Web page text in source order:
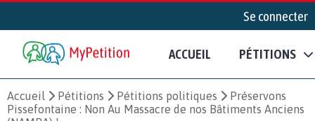
Se connecter
ACCUEIL PÉTITIONS
Accueil Pétitions Pétitions politiques
Préservons
Pissefontaine : Non Au Massacre de nos Bâtiments Anciens